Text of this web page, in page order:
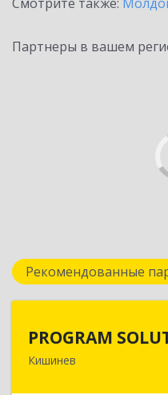
Партнеры в вашем
Рекомендованные
PROGRAM
Кишинев
МОЛДОВА,